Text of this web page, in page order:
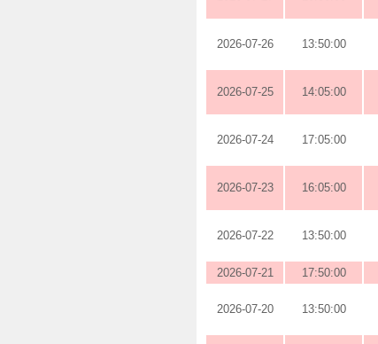
2026-07-26 13:50:00
2026-07-25 14:05:00
2026-07-24 17:05:00
2026-07-23 16:05:00
2026-07-22 13:50:00
2026-07-21 17:50:00
2026-07-20 13:50:00